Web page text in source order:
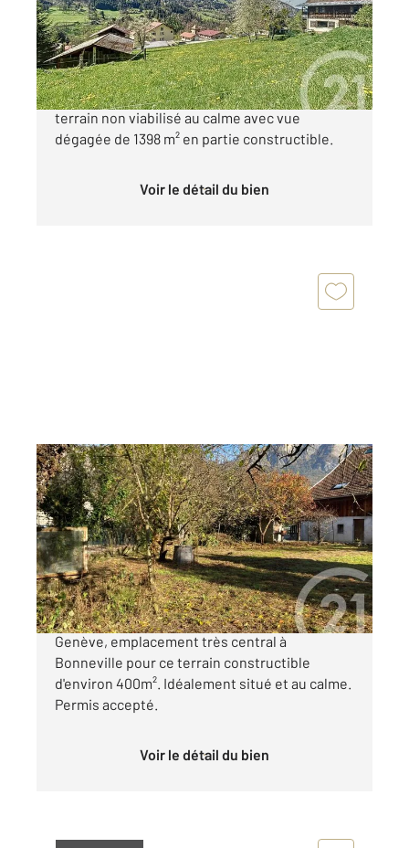
Terrain à vendre
151 500 €
Au coeur du village de Glières Val de Borne,
terrain non viabilisé au calme avec vue
dégagée de 1398 m² en partie constructible.
Voir le détail du bien
BONNEVILLE 74
400 m2
Ref : 1196
Terrain à vendre
151 500 €
Rare à la vente, en retrait de l'Avenue de
Genève, emplacement très central à
Bonneville pour ce terrain constructible
d'environ 400m². Idéalement situé et au calme.
Permis accepté.
Voir le détail du bien